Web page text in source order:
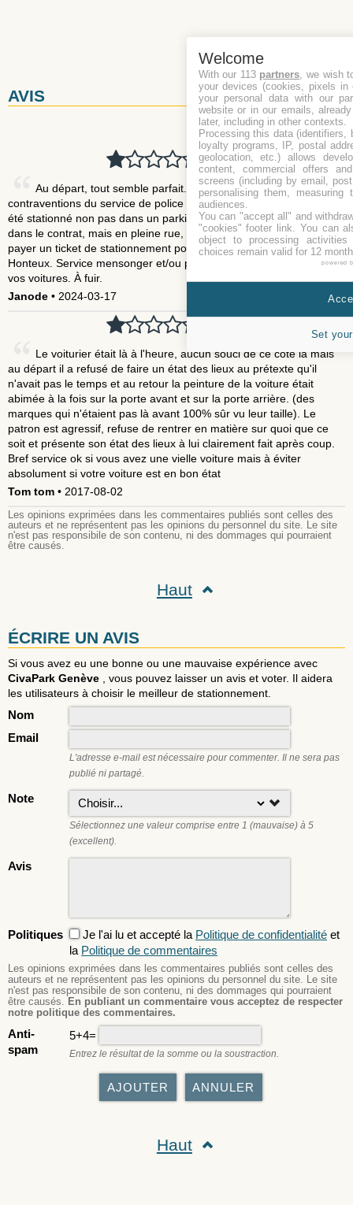
AVIS
Écrire un avis
1/ 5
Au départ, tout semble parfait. Jusqu'à recevoir plusieurs
contraventions du service de police de Geneve, mon véhicule ayant
été stationné non pas dans un parking privé couvert comme stipulé
dans le contrat, mais en pleine rue, sans même avoir pris soin de
payer un ticket de stationnement pour passer inaperçu au final.
Honteux. Service mensonger et/ou personnel qui se fait plaisir avec
vos voitures. À fuir.
Janode • 2024-03-17
Le voiturier était là à l'heure, aucun souci de ce côté là mais
au départ il a refusé de faire un état des lieux au prétexte qu'il
n'avait pas le temps et au retour la peinture de la voiture était
abimée à la fois sur la porte avant et sur la porte arrière. (des
marques qui n'étaient pas là avant 100% sûr vu leur taille). Le
patron est agressif, refuse de rentrer en matière sur quoi que ce
soit et présente son état des lieux à lui clairement fait après coup.
Bref service ok si vous avez une vielle voiture mais à éviter
absolument si votre voiture est en bon état
Tom tom • 2017-08-02
Les opinions exprimées dans les commentaires publiés sont celles des
auteurs et ne représentent pas les opinions du personnel du site. Le site
n'est pas responsibile de son contenu, ni des dommages qui pourraient
être causés.
Haut
ÉCRIRE UN AVIS
Si vous avez eu une bonne ou une mauvaise expérience avec
CivaPark Genève , vous pouvez laisser un avis et voter. Il aidera
les utilisateurs à choisir le meilleur de stationnement.
Nom
Email
L'adresse e-mail est nécessaire pour commenter. Il ne sera pas
publié ni partagé.
Note
Sélectionnez une valeur comprise entre 1 (mauvaise) à 5
(excellent).
Avis
Politiques Je l'ai lu et accepté la Politique de confidentialité et
la Politique de commentaires
Les opinions exprimées dans les commentaires publiés sont celles des
auteurs et ne représentent pas les opinions du personnel du site. Le site
n'est pas responsibile de son contenu, ni des dommages qui pourraient
être causés. En publiant un commentaire vous acceptez de respecter
notre politique des commentaires.
Anti-
spam
5+4=
Entrez le résultat de la somme ou la soustraction.
Haut
Welcome
With our 113 partners , we wish
your devices (cookies, pixels
your personal data with our
website or in our emails,
later, including in other contexts.
Processing this data (identifiers,
loyalty programs, IP, postal
geolocation, etc.) allows
content, commercial offers
screens (including by email,
personalising them, measuring
audiences.
You can "accept all" and
"cookies" footer link . You can
object to processing
choices remain valid for 12
powered
Set